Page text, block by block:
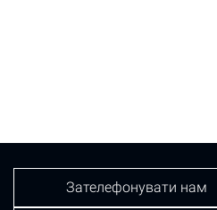
Зателефонувати нам